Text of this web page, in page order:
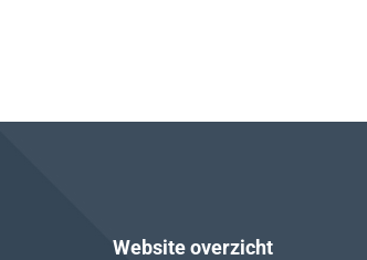
Website overzicht